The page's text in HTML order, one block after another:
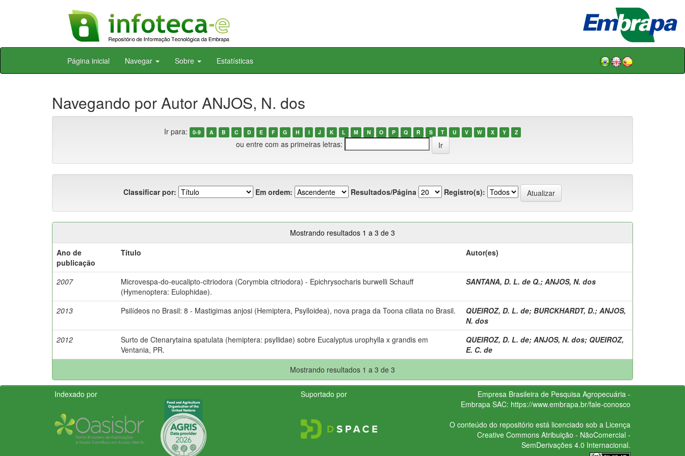
Skip
Página inicial Navegar Sobre Estatísticas
Navegando por Autor ANJOS, N. dos
Ir para: 0-9 A B C D E F G H I J K L M N O P Q R S T U V W X Y Z
ou entre com as primeiras letras:
Classificar por: Em ordem: Resultados/Página Registro(s):
Mostrando resultados 1 a 3 de 3
Ano de
publicação
Título Autor(es)
2007
Microvespa-do-eucalipto-citriodora (Corymbia citriodora) - Epichrysocharis burwelli Schauff
(Hymenoptera: Eulophidae).
SANTANA, D. L. de Q.; ANJOS, N. dos
2013 Psilídeos no Brasil: 8 - Mastigimas anjosi (Hemiptera, Psylloidea), nova praga da Toona ciliata no Brasil. QUEIROZ, D. L. de; BURCKHARDT, D.; ANJOS,
N. dos
2012
Surto de Ctenarytaina spatulata (hemiptera: psyllidae) sobre Eucalyptus urophylla x grandis em
Ventania, PR.
QUEIROZ, D. L. de; ANJOS, N. dos; QUEIROZ,
E. C. de
Mostrando resultados 1 a 3 de 3
Indexado por Suportado por
Empresa Brasileira de Pesquisa Agropecuária -
Embrapa SAC: https://www.embrapa.br/fale-conosco
O conteúdo do repositório está licenciado sob a Licença
Creative CommonsAtribuição - NãoComercial -
SemDerivações 4.0 Internacional.